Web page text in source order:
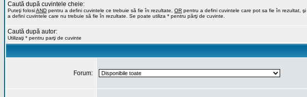
Caută după cuvintele cheie:
Puteţi folosiAND pentru a defini cuvintele ce trebuie să fie în rezultate, OR pentru a defini cuvintele care pot sa fie în rezultat, şi
a defini cuvintele care nu trebuie să fie în rezultate. Se poate utiliza * pentru părţi de cuvinte.
Caută după autor:
Utilizaţi * pentru parţi de cuvinte
Forum: